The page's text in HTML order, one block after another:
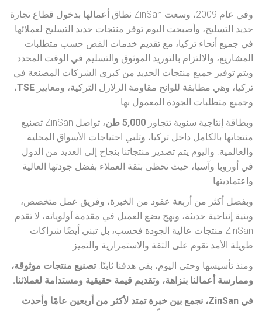
وفي عام 2009، وسعت ZinSan نطاق أعمالها بدخول قطاع تجارة
حديد التسليح، وأصبحت اليوم توفر منتجات حديد التسليح لعملائها
في جميع أنحاء تركيا، مع تقديم خدمات القص حسب متطلبات
المشاريع، والالتزام بالتوريد الموثوق والتسليم في الوقت المحدد.
ويتم توفير جميع منتجات الحديد من كبرى الشركات المصنعة في
تركيا، وهي مطابقة للوائح مقاومة الزلازل التركية، ومعايير TSE،
وجميع متطلبات الجودة المعمول بها.
وبطاقة إنتاجية سنوية تتجاوز 5,000 طن
، تواصل ZinSan تصنيع
منتجاتها بالكامل داخل تركيا، وتلبي احتياجات الأسواق المحلية
والعالمية. واليوم يتم تصدير منتجاتنا بنجاح إلى العديد من الدول
في أوروبا وآسيا، حيث تحظى بثقة العملاء بفضل جودتها العالية
واعتماديتها.
وبفضل أكثر من أربعة عقود من الخبرة، وفريق عمل متخصص،
وبنية إنتاجية حديثة، ونهج يضع العميل في مقدمة أولوياته، لا تقدم
ZinSan منتجات عالية الجودة فحسب، بل تبني أيضًا شراكات
طويلة الأمد تقوم على الثقة والاستمرارية والتميز.
ومنذ تأسيسها وحتى اليوم، بقي هدفنا ثابتًا:تصنيع منتجات موثوقة،
وممارسة أعمالنا بنزاهة، وتقديم قيمة حقيقية ومستدامة لعملائنا.
في ZinSan، نجمع بين خبرة تمتد لأكثر من أربعين عامًا وأحدث